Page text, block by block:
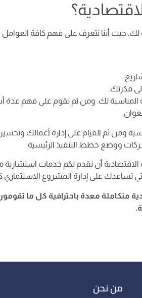
حيث أننا نتعرف على فهم كافة
فكرتك.
المناسبة لك. ومن ثم تقوم على فهم
ومن ثم القيام على إدارة أعمالك
ووضع خطط التنفيذ الرئيسية.
أن نقدم لكم خدمات استشارية
تساعدك على إدارة المشروع
متكاملة معدة باحترافية كل ما
من نحن